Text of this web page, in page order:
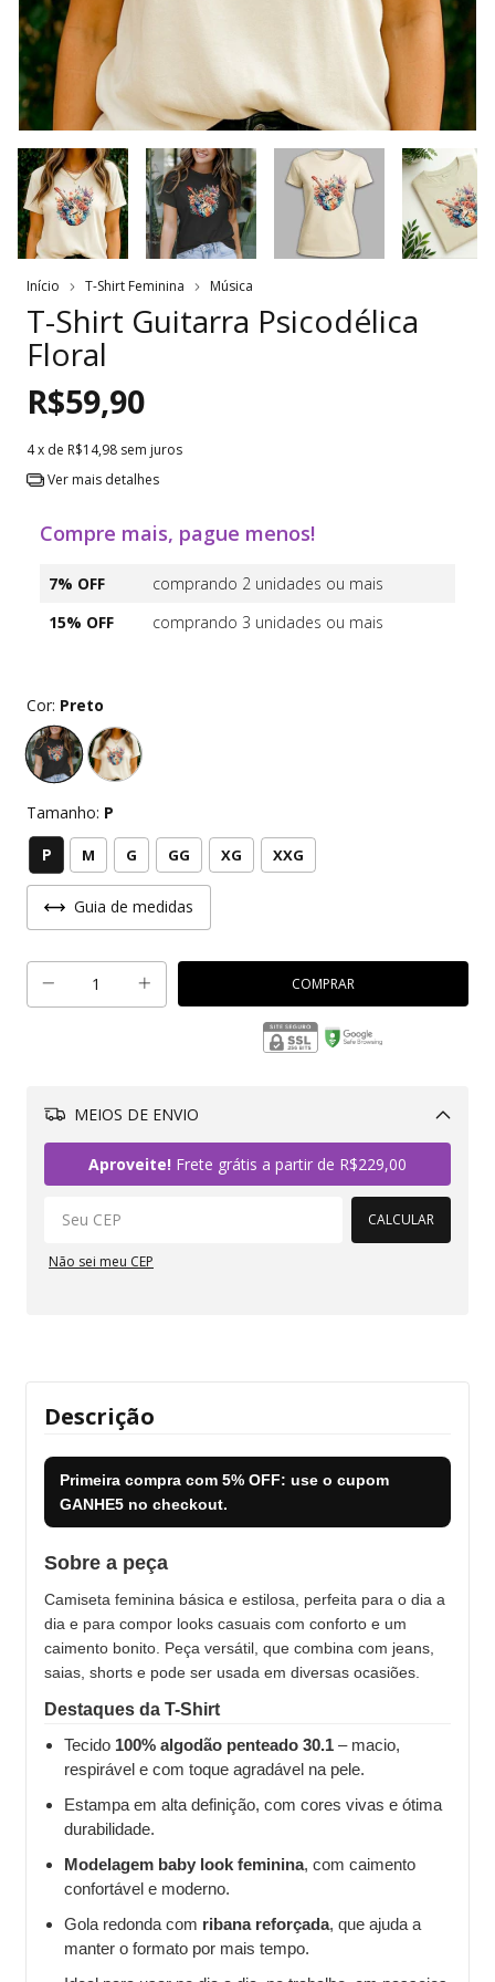
Início T-Shirt Feminina Música
T-Shirt Guitarra Psicodélica
Floral
R$59,90
4x de R$14,98 sem juros
Ver mais detalhes
Compre mais, pague menos!
7% OFF
comprando 2 unidades ou mais
15% OFF
comprando 3 unidades ou mais
Cor: Preto
Tamanho: P
P M G GG XG XXG
Guia de medidas
MEIOS DE ENVIO
Aproveite! Frete grátis a partir de R$229,00
CALCULAR
Não sei meu CEP
Descrição
Primeira compra com 5% OFF: use o cupom
GANHE5 no checkout.
Sobre a peça
Camiseta feminina básica e estilosa, perfeita para o dia a
dia e para compor looks casuais com conforto e um
caimento bonito. Peça versátil, que combina com jeans,
saias, shorts e pode ser usada em diversas ocasiões.
Destaques da T-Shirt
Tecido 100% algodão penteado 30.1 – macio,
respirável e com toque agradável na pele.
Estampa em alta definição, com cores vivas e ótima
durabilidade.
Modelagem baby look feminina, com caimento
confortável e moderno.
Gola redonda com ribana reforçada, que ajuda a
manter o formato por mais tempo.